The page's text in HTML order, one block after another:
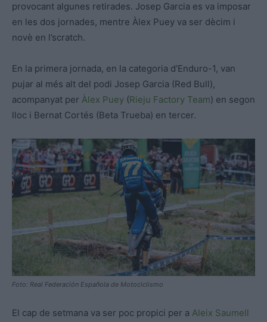
provocant algunes retirades. Josep Garcia es va imposar
en les dos jornades, mentre Àlex Puey va ser dècim i
novè en l’scratch.
En la primera jornada, en la categoria d’Enduro-1, van
pujar al més alt del podi Josep Garcia (Red Bull),
acompanyat per Àlex Puey (Rieju Factory Team) en segon
lloc i Bernat Cortés (Beta Trueba) en tercer.
Foto: Real Federación Española de Motociclismo
El cap de setmana va ser poc propici per a Aleix Saumell